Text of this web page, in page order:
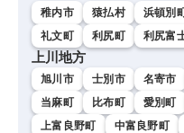
稚内市 猿払村 浜頓別
礼文町
利尻町 利尻富
上川地方
旭川市 士別市 名寄市
当麻町
比布町 愛別町
上富良野町
中富良野町